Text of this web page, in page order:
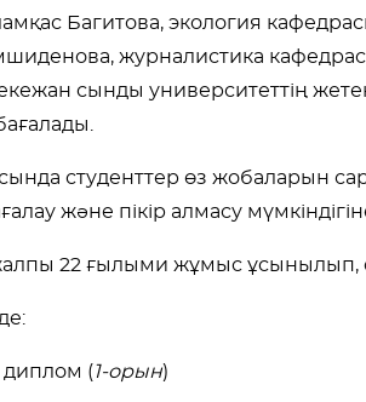
Багитова, экология
журналистика
сынды университеттің
студенттер өз жобаларын
және пікір алмасу
22 ғылыми жұмыс ұсынылып,
диплом (1-орын)